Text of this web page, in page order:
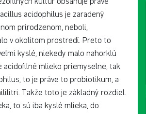
acidophilus je zaradený
prirodzenom, neboli,
v okolitom prostredí. Preto to
kyslé, niekedy malo nahorklú
acidofilné mlieko priemyselne, tak
to je práve to probiotikum, a
Takže toto je základný rozdiel.
to sú iba kyslé mlieka, do